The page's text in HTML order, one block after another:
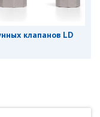
клапанов LD